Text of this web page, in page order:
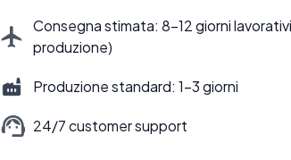
Consegna stimata: 8–12 giorni
produzione)
Produzione standard: 1–3 giorni
24/7 customer support